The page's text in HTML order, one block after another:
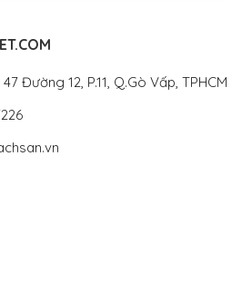
Đường 12, P.11, Q.Gò Vấp, TPHCM